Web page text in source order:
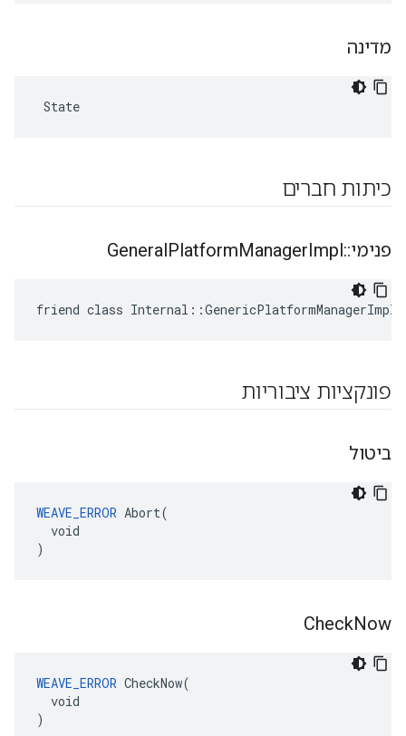
מדינה
State
כיתות חברים
פנימי::
GeneralPlatformManagerImpl
friend class Internal::GenericPlatformManagerImpl
פונקציות ציבוריות
ביטול
WEAVE_ERROR Abort(
  void
)
CheckNow
WEAVE_ERROR CheckNow(
  void
)